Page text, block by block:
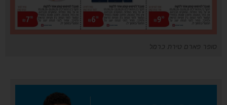
סופר פארם טירת כרמל